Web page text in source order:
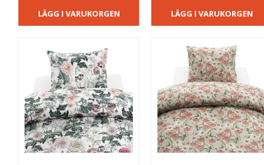
LÄGG I VARUKORGEN LÄGG I VARUKORGEN